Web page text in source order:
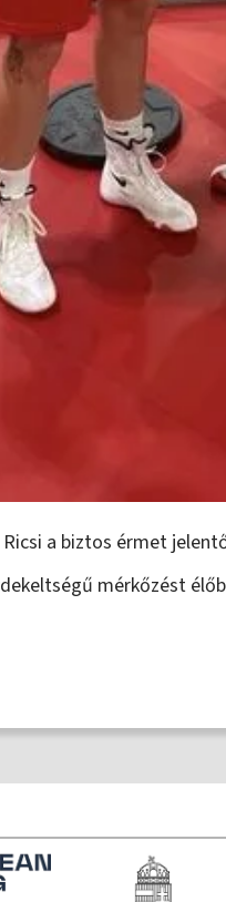
a biztos érmet
mérkőzést